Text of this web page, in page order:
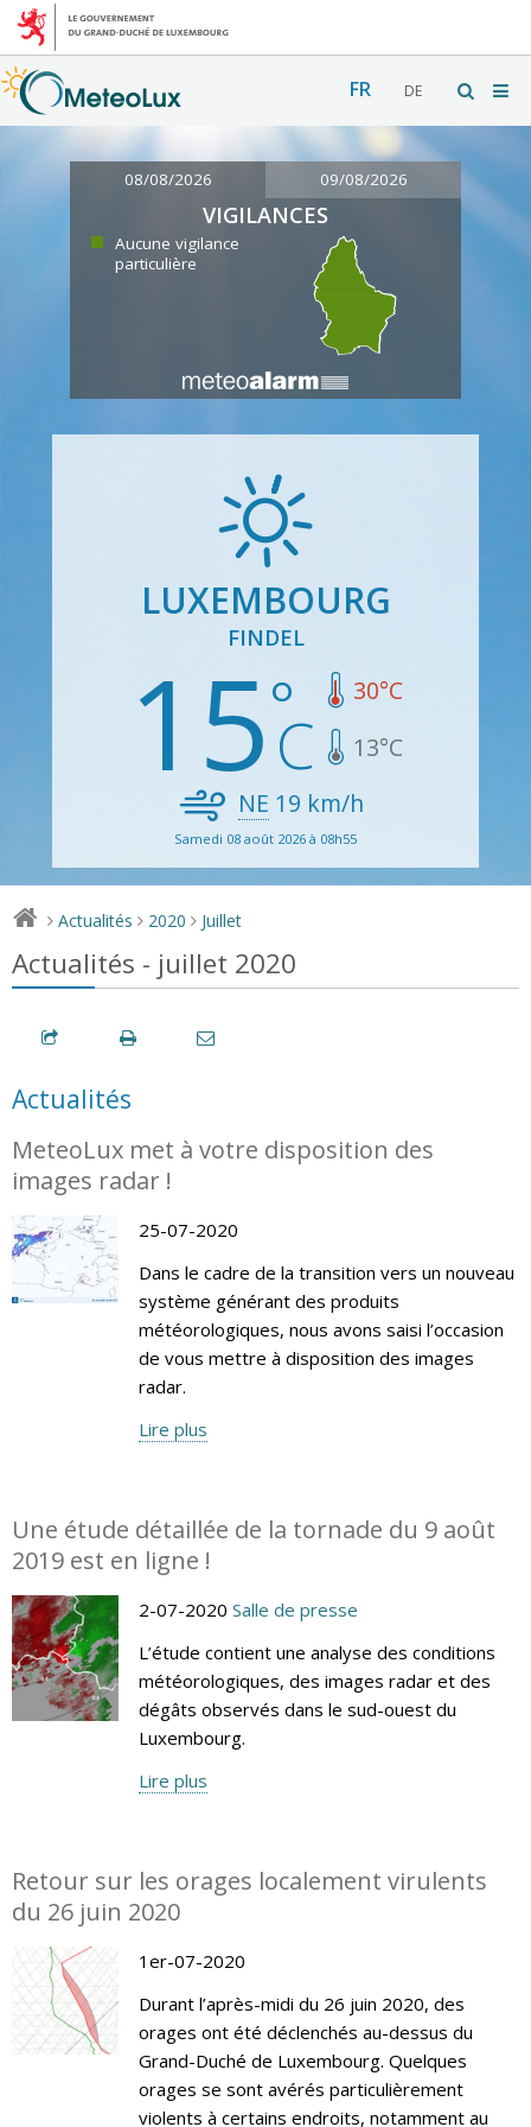
FR DE
08/08/2026 09/08/2026
VIGILANCES
Aucune vigilance
particulière
LUXEMBOURG
FINDEL
15 30°C
13°C
NE 19 km/h
Samedi 08 août 2026 à 08h55
> Actualités > 2020 > Juillet
Actualités - juillet 2020
Actualités
MeteoLux met à votre disposition des
images radar !
25-07-2020
Dans le cadre de la transition vers un nouveau
système générant des produits
météorologiques, nous avons saisi l’occasion
de vous mettre à disposition des images
radar.
Lire plus
Une étude détaillée de la tornade du 9 août
2019 est en ligne !
2-07-2020 Salle de presse
L’étude contient une analyse des conditions
météorologiques, des images radar et des
dégâts observés dans le sud-ouest du
Luxembourg.
Lire plus
Retour sur les orages localement virulents
du 26 juin 2020
1er-07-2020
Durant l’après-midi du 26 juin 2020, des
orages ont été déclenchés au-dessus du
Grand-Duché de Luxembourg. Quelques
orages se sont avérés particulièrement
violents à certains endroits, notamment au